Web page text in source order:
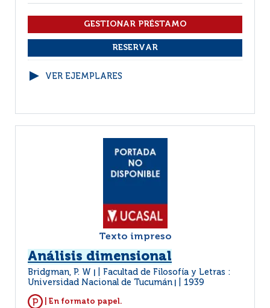
VER EJEMPLARES
Texto impreso
Análisis dimensional
Bridgman, P. W
Facultad de Filosofía y Letras :
Universidad Nacional de Tucumán
1939
| En formato papel.